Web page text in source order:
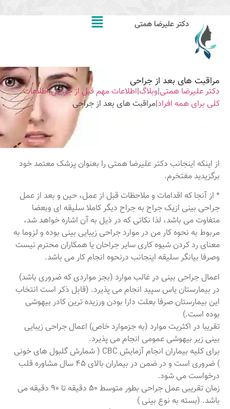
دکتر علیرضا همتی
مراقبت های بعد از جراحی
دکتر علیرضا همتی|وبلاگ|اطلاعات مهم قبل از جراحی|اطلاعات
کلی برای همه افراد|مراقبت های بعد از جراحی
از اینکه اینجانب دکتر علیرضا همتی را بعنوان پزشک معتمد خود
برگزیدید مفتخرم.
* از آنجا که اقدامات و ملاحظات قبل از عمل، حین و بعد از عمل
جراحی بینی ازیک جراح به جراح دیگر کاملا سلیقه ای وبعضا
متفاوت می باشد، لذا نکاتی که در ذیل به آن اشاره خواهد شد،
مربوط به نحوه کار من در موارد جراحی زیبایی بینی بوده و لزوما به
معنای رد کردن شیوه کاری سایر جراحان یا همکاران محترم نیست
وصرفا بیانگر سلیقه اینجانب درنحوه انجام کار می باشد.
اعمال جراحی بینی در غالب موارد (بجز مواردی که ضروری باشد)
در بیمارستان یاس سپید انجام می پذیرد. (قابل ذکر است انتخاب
این بیمارستان صرفا بعلت دارا بودن ورزیده ترین کادر بیهوشی
بوده است.)
تقریبا در اکثریت موارد (به جزموارد خاص) اعمال جراحی زیبایی
بینی زیر بیهوشی عمومی انجام می پذیرد.
برای کلیه بیماران انجام آزمایش CBC ( شمارش گلبول های خونی
) ضروری است و در ضمن در بیماران بالای ۴۵ سال مشاوره قلب
درخواست می شود.
زمان تقریبی عمل جراحی بطور متوسط ۵۰ دقیقه تا ۹۰ دقیقه می
باشد. (بسته به نوع بینی )